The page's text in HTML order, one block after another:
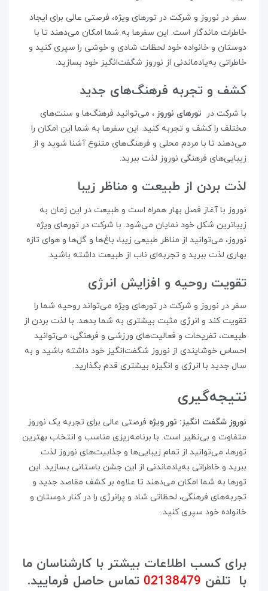
سفر در نوروز و شرکت در تورهای ویژه، فرصتی عالی برای ایجاد
خاطرات ماندگار است. این سفرها به شما امکان می‌دهند تا با
دوستان و خانواده خود لحظات شادی و خوشی را سپری کنید و
خاطراتی به‌یادماندنی از نوروز شگفت‌انگیز خود بسازید.
کشف و تجربه فرهنگ‌های جدید
با شرکت در تورهای نوروز ، می‌توانید فرهنگ‌ها و سنت‌های
مختلف را کشف و تجربه کنید. این سفرها به شما این امکان را
می‌دهند تا با مردم محلی و فرهنگ‌های متنوع آشنا شوید و از
زیبایی‌های فرهنگی نوروز لذت ببرید.
لذت بردن از طبیعت و مناظر زیبا
نوروز با آغاز فصل بهار همراه است و طبیعت در این زمان به
زیباترین شکل خود نمایان می‌شود. با شرکت در تورهای ویژه
نوروز، می‌توانید از مناظر طبیعی زیبا، باغ‌ها و گل‌ها و هوای تازه
بهاری لذت ببرید و تجربه‌ای ناب از طبیعت داشته باشید.
تقویت روحیه و افزایش انرژی
سفر در نوروز و شرکت در تورهای ویژه می‌تواند روحیه شما را
تقویت کند و انرژی مثبت بیشتری به شما بدهد. با لذت بردن از
طبیعت، تفریحات و فعالیت‌های ورزشی و فرهنگی، می‌توانید
احساس خوشایندی از نوروز شگفت‌انگیز خود داشته باشید و به
سال جدید با انرژی و انگیزه بیشتری قدم بگذارید.
نتیجه‌گیری
نوروز شگفت‌ انگیز: تور ویژه فرصتی عالی برای تجربه یک نوروز
متفاوت و بی‌نظیر است. با برنامه‌ریزی مناسب و انتخاب بهترین
تورها، می‌توانید از تمام زیبایی‌ها و جذابیت‌های نوروز لذت
ببرید و خاطراتی به‌یادماندنی از این جشن باستانی بسازید. این
تورها به شما امکان می‌دهند تا علاوه بر کشف مقاصد جدید و
تجربه‌های فرهنگی، لحظاتی شاد و پرانرژی را در کنار دوستان و
خانواده خود سپری کنید.
برای کسب اطلاعات بیشتر با کارشناسان ما
با تلفن 02138479 تماس حاصل فرمایید.